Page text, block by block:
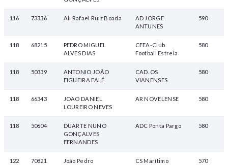
116 73336 Ali Rafael Ruiz Boada
AD JORGE
ANTUNES
590
118 68215
PEDRO MIGUEL
ALVES DIAS
CFEA-Club
Football Estrela
580
118 50339
ANTONIO JOÃO
FIGUEIRA FALÉ
CAD. OS
VIANENSES
580
118 66343
JOAO DANIEL
LOUREIRO NEVES
AR NOVELENSE 580
118 50604
DUARTE NUNO
GONÇALVES
FERNANDES
ADC Ponta Pargo 580
122 70821
João Pedro
CS Marítimo 570